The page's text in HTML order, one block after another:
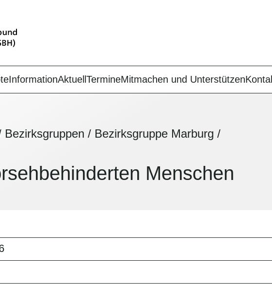
InformationAktuell TermineMitmachen und Unterstützen
Bezirksgruppen / Bezirksgruppe Marburg /
Menschen